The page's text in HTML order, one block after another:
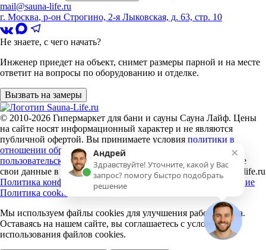
mail@sauna-life.ru
г. Москва, р-он Строгино, 2-я Лыковская, д. 63, стр. 10
Не знаете, с чего начать?
Инженер приедет на объект, снимет размеры парной и на месте
ответит на вопросы по оборудованию и отделке.
Вызвать на замеры
© 2010-2026 Гипермаркет для бани и сауны Сауна Лайф. Цены
на сайте носят информационный характер и не являются
публичной офертой. Вы принимаете условия политики в
отношении обработки персональных данных
пользовательского соглашения
каждый раз, когда оставляете
свои данные в любой форме обратной связи на сайте sauna-life.ru
Политика конфиденциальности
Пользовательское соглашение
Политика cookie
Мы используем файлы cookies для улучшения работы сайта.
Оставаясь на нашем сайте, вы соглашаетесь с условиями
использования файлов cookies.
×
Андрей
Здравствуйте! Уточните, какой у Вас
запрос? помогу быстро подобрать
решение